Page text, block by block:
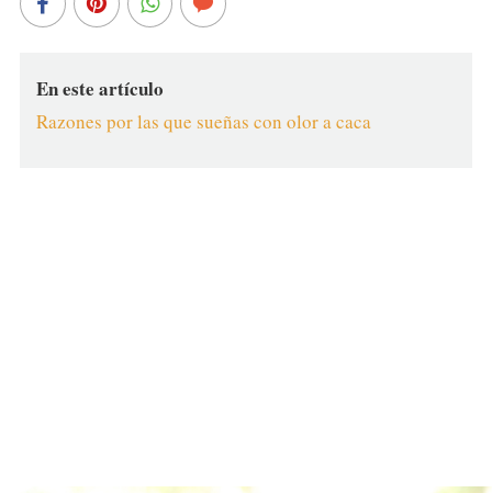
En este artículo
Razones por las que sueñas con olor a caca